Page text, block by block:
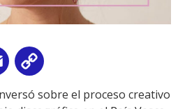
Email
Link
sobre el proceso creativo